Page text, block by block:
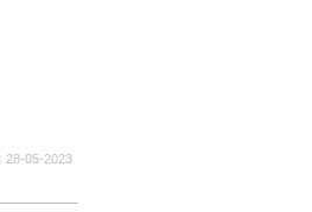
28-05-2023